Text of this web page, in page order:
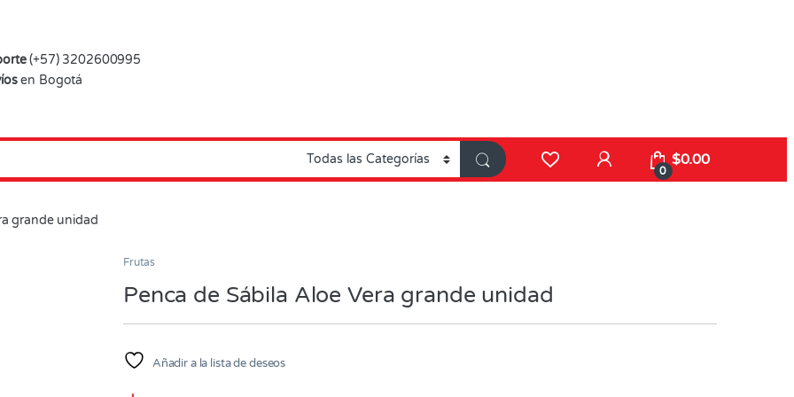
(+57) 3202600995
en Bogotá
0
$0.00
grande unidad
Frutas
Penca de Sábila Aloe Vera grande unidad
Añadir a la lista de deseos